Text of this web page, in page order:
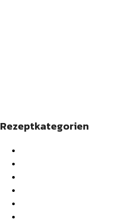
Rezeptkategorien